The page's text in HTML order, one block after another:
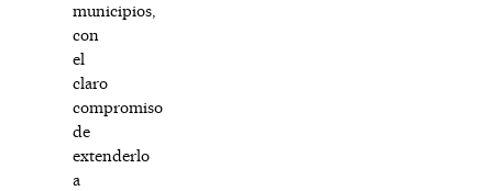
municipios,
con
el
claro
compromiso
de
extenderlo
a